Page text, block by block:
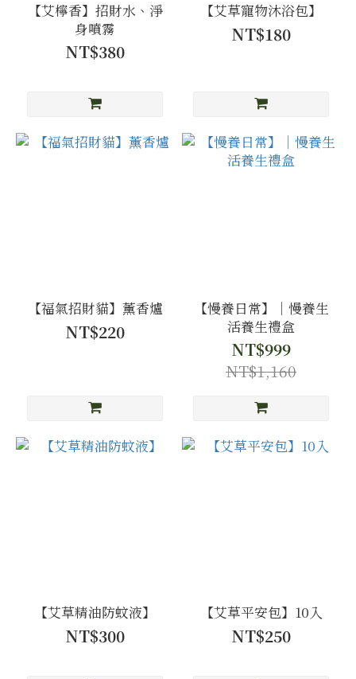
【艾檸香】招財水、淨
身噴霧
NT$380
【艾草寵物沐浴包】
NT$180
【福氣招財貓】薰香爐
NT$220
【慢養日常】｜慢養生
活養生禮盒
NT$999
NT$1,160
【艾草精油防蚊液】
NT$300
【艾草平安包】10入
NT$250